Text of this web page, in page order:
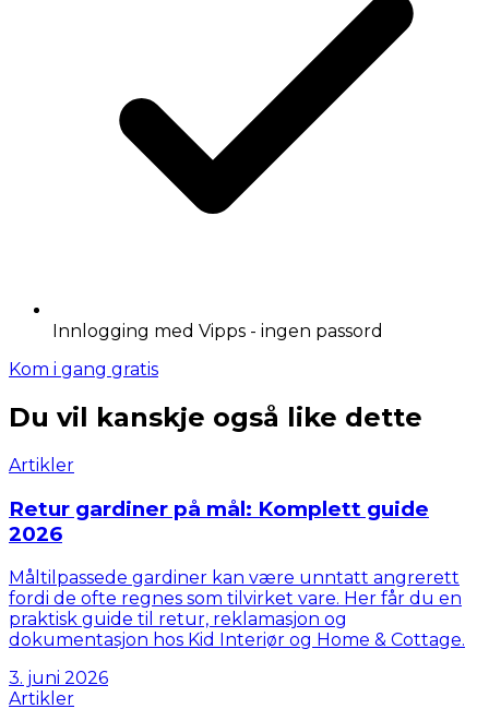
Innlogging med Vipps - ingen passord
Kom i gang gratis
Du vil kanskje også like dette
Artikler
Retur gardiner på mål: Komplett guide
2026
Måltilpassede gardiner kan være unntatt angrerett
fordi de ofte regnes som tilvirket vare. Her får du en
praktisk guide til retur, reklamasjon og
dokumentasjon hos Kid Interiør og Home & Cottage.
3. juni 2026
Artikler